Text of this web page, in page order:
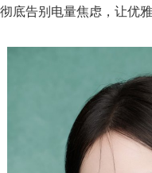
彻底告别电量焦虑，让优